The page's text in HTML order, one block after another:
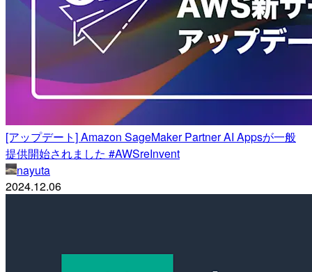
[アップデート] Amazon SageMaker Partner AI Appsが一般
提供開始されました #AWSreInvent
nayuta
2024.12.06